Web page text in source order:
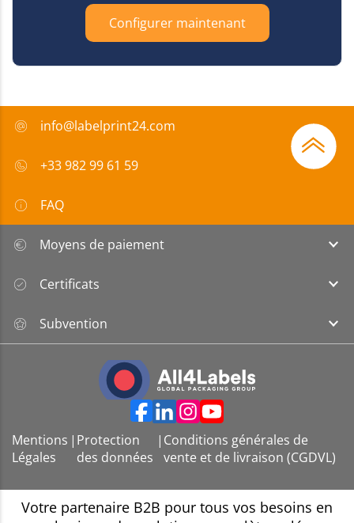
Configurer maintenant
info@labelprint24.com
+33 982 99 61 59
FAQ
Moyens de paiement
Certificats
Subvention
Mentions
Légales
| Protection
des données
| Conditions générales de
vente et de livraison (CGDVL)
Votre partenaire B2B pour tous vos besoins en